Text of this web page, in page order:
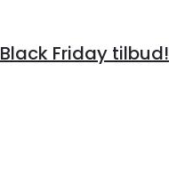
Friday tilbud!